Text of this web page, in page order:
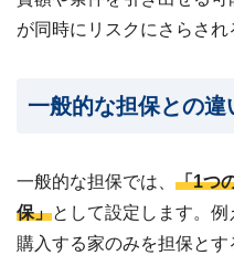
で
に
信
✉
査
定・
お問
い合
わせ
が同時にリスクにさらされ
一般的な担保との違
一般的な担保では、 「1つ
保」として設定します。例
購入する家のみを担保とす